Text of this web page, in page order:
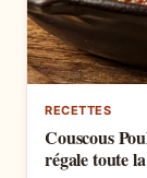
RECETTES
Couscous
régale toute